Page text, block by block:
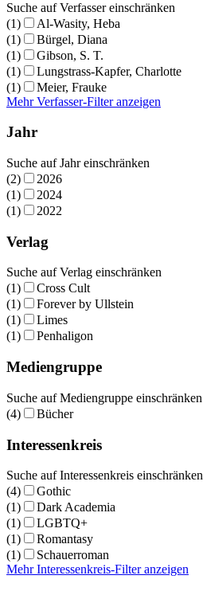
Suche auf Verfasser einschränken
(1)
Al-Wasity, Heba
(1)
Bürgel, Diana
(1)
Gibson, S. T.
(1)
Lungstrass-Kapfer, Charlotte
(1)
Meier, Frauke
Mehr Verfasser-Filter anzeigen
Jahr
Suche auf Jahr einschränken
(2)
2026
(1)
2024
(1)
2022
Verlag
Suche auf Verlag einschränken
(1)
Cross Cult
(1)
Forever by Ullstein
(1)
Limes
(1)
Penhaligon
Mediengruppe
Suche auf Mediengruppe einschränken
(4)
Bücher
Interessenkreis
Suche auf Interessenkreis einschränken
(4)
Gothic
(1)
Dark Academia
(1)
LGBTQ+
(1)
Romantasy
(1)
Schauerroman
Mehr Interessenkreis-Filter anzeigen